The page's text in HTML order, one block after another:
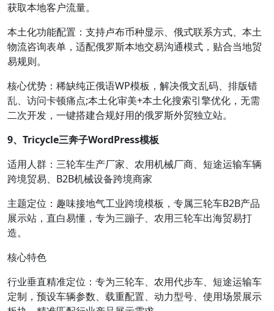
获取本地客户流量。
本土化功能配置：支持卢布币种显示、俄式联系方式、本土
物流咨询表单，适配俄罗斯本地交易沟通模式，贴合当地贸
易规则。
核心优势：稀缺纯正俄语WP模板，解决俄文乱码、排版错
乱、访问卡顿痛点;本土化审美+本土化搜索引擎优化，无需
二次开发，一键搭建合规好用的俄罗斯外贸独立站。
9、Tricycle三奔子WordPress模板
适用人群：三轮车生产厂家、农用机械厂商、短途运输车辆
跨境贸易、B2B机械设备跨境商家
主题定位：趣味接地气工业跨境模板，专属三轮车B2B产品
展示站，直白易懂，专为三蹦子、农用三轮车出海贸易打
造。
核心特色
行业垂直精准定位：专为三轮车、农用代步车、短途运输车
定制，预设车辆参数、载重配置、动力型号、使用场景展示